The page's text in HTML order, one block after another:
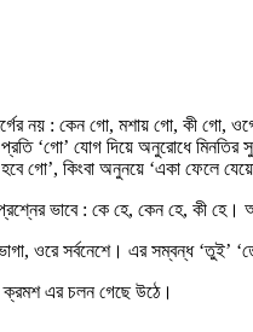
নয় : কেন গো, মশায় গো, কী
‘গো’ যোগ দিয়ে অনুরোধে
গো’, কিংবা অনুনয়ে ‘একা ফেলে যেয়ো
ভাবে : কে হে, কেন হে, কী হে।
ওরে সর্বনেশে। এর সম্বন্ধ ‘তুই’
ক্রমশ এর চলন গেছে উঠে।